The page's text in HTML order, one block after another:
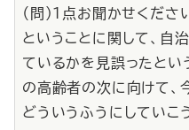
（問）１点お聞かせくだ
ということに関して、自
ているかを見誤ったとい
の高齢者の次に向けて、
どういうふうにしていこ